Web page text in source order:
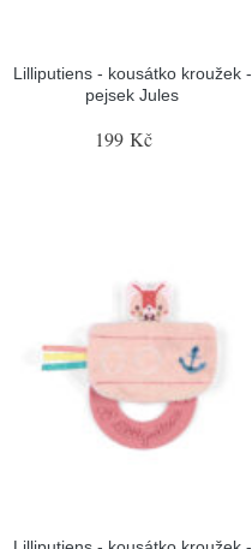
Lilliputiens - kousátko kroužek -
pejsek Jules
199 Kč